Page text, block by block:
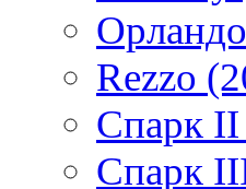
Rezzo
Спарк
Спарк